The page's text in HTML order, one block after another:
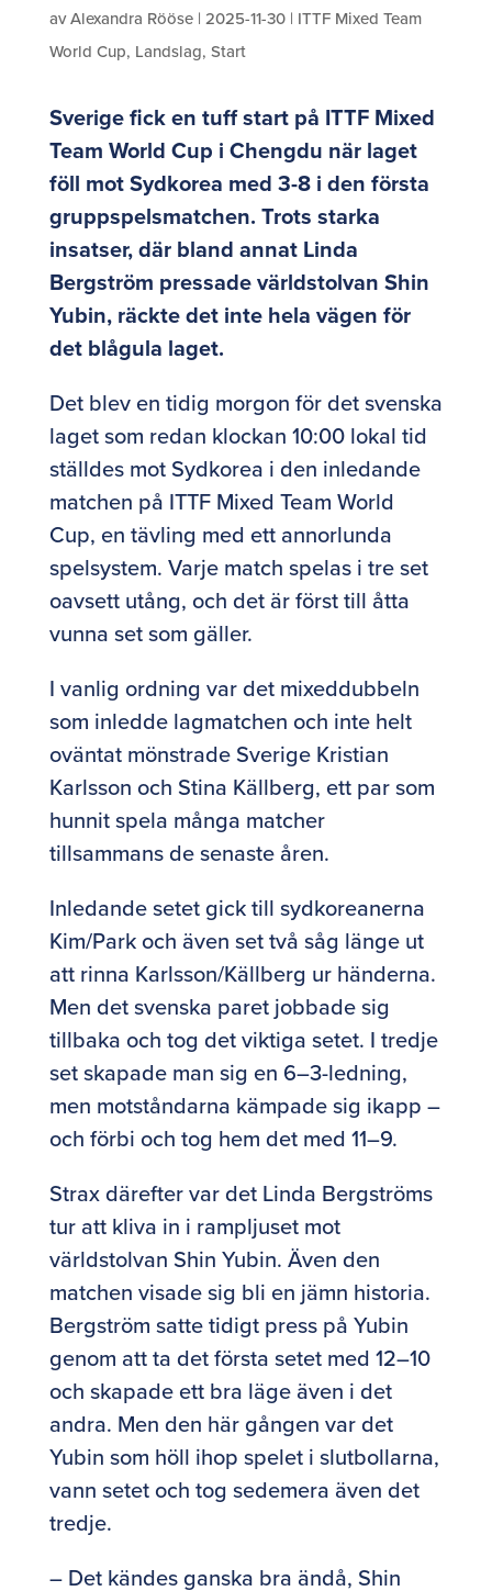
avAlexandra Rööse| 2025-11-30| ITTF Mixed Team
World Cup, Landslag, Start
Sverige fick en tuff start på ITTF Mixed
Team World Cup i Chengdu när laget
föll mot Sydkorea med 3-8 i den första
gruppspelsmatchen. Trots starka
insatser, där bland annat Linda
Bergström pressade världstolvan Shin
Yubin, räckte det inte hela vägen för
det blågula laget.
Det blev en tidig morgon för det svenska
laget som redan klockan 10:00 lokal tid
ställdes mot Sydkorea i den inledande
matchen på ITTF Mixed Team World
Cup, en tävling med ett annorlunda
spelsystem. Varje match spelas i tre set
oavsett utång, och det är först till åtta
vunna set som gäller.
I vanlig ordning var det mixeddubbeln
som inledde lagmatchen och inte helt
oväntat mönstrade Sverige Kristian
Karlsson och Stina Källberg, ett par som
hunnit spela många matcher
tillsammans de senaste åren.
Inledande setet gick till sydkoreanerna
Kim/Park och även set två såg länge ut
att rinna Karlsson/Källberg ur händerna.
Men det svenska paret jobbade sig
tillbaka och tog det viktiga setet. I tredje
set skapade man sig en 6–3-ledning,
men motståndarna kämpade sig ikapp –
och förbi och tog hem det med 11–9.
Strax därefter var det Linda Bergströms
tur att kliva in i rampljuset mot
världstolvan Shin Yubin. Även den
matchen visade sig bli en jämn historia.
Bergström satte tidigt press på Yubin
genom att ta det första setet med 12–10
och skapade ett bra läge även i det
andra. Men den här gången var det
Yubin som höll ihop spelet i slutbollarna,
vann setet och tog sedemera även det
tredje.
– Det kändes ganska bra ändå, Shin